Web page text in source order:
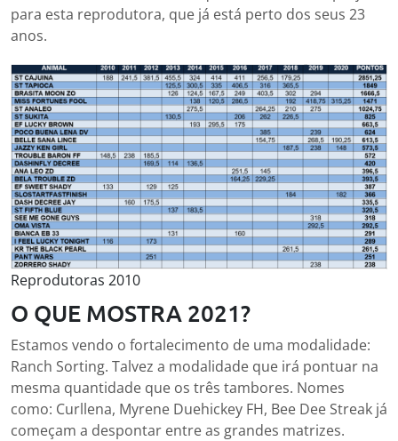
para esta reprodutora, que já está perto dos seus 23
anos.
Reprodutoras 2010
O QUE MOSTRA 2021?
Estamos vendo o fortalecimento de uma modalidade:
Ranch Sorting. Talvez a modalidade que irá pontuar na
mesma quantidade que os três tambores. Nomes
como: Curllena, Myrene Duehickey FH, Bee Dee Streak já
começam a despontar entre as grandes matrizes.